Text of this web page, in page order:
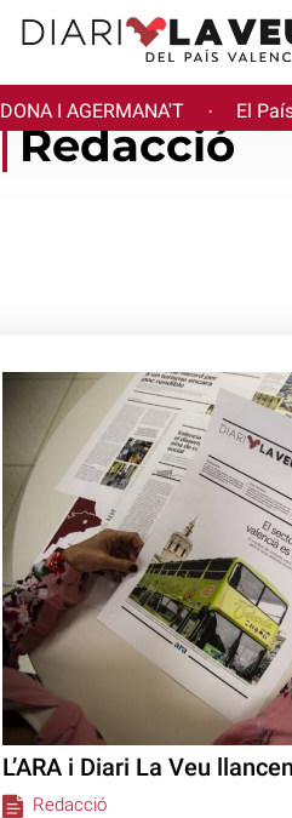
DONA I AGERMANA'T · El
Redacció
L’ARA i Diari La Veu
Redacció